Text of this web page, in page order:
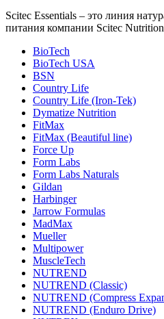
Scitec Essentials – это линия
питания компании Scitec
BioTech
BioTech USA
BSN
Country Life
Country Life (Iron-Tek)
Dymatize Nutrition
FitMax
FitMax (Beautiful line)
Force Up
Form Labs
Form Labs Naturals
Gildan
Harbinger
Jarrow Formulas
MadMax
Mueller
Multipower
MuscleTech
NUTREND
NUTREND (Classic)
NUTREND (Compress
NUTREND (Enduro Drive)